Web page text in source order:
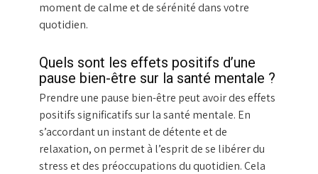
moment de calme et de sérénité dans votre
quotidien.
Quels sont les effets positifs d’une
pause bien-être sur la santé mentale ?
Prendre une pause bien-être peut avoir des effets
positifs significatifs sur la santé mentale. En
s’accordant un instant de détente et de
relaxation, on permet à l’esprit de se libérer du
stress et des préoccupations du quotidien. Cela